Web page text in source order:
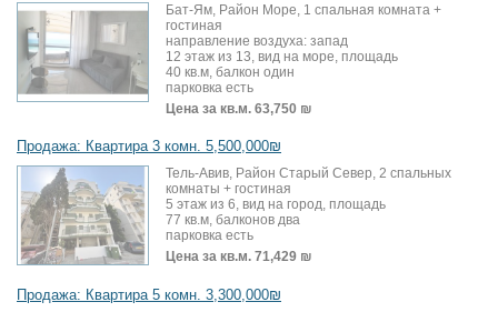
Бат-Ям, Район Море, 1 спальная комната +
гостиная
направление воздуха: запад
12 этаж из 13, вид на море, площадь
40 кв.м, балкон один
парковка есть
Цена за кв.м. 63,750 ₪
Продажа: Квартира 3 комн. 5,500,000₪
Тель-Авив, Район Старый Север, 2 спальных
комнаты + гостиная
5 этаж из 6, вид на город, площадь
77 кв.м, балконов два
парковка есть
Цена за кв.м. 71,429 ₪
Продажа: Квартира 5 комн. 3,300,000₪